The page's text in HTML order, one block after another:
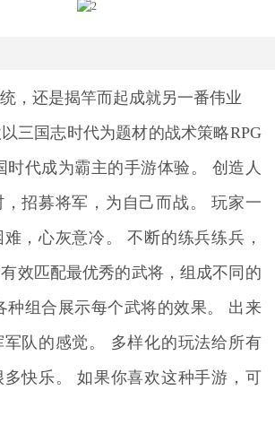
，还是揭竿而起成就另一番伟业
三国志时代为题材的战术策略RPG
时代成为霸主的手游体验。 创造人
招募将军，为自己而战。 玩家一
，心灰意冷。 不断的练兵练兵，
效匹配最优秀的武将，组成不同的
种组合展示每个武将的效果。 出来
队的感觉。 多样化的玩法给所有
快乐。 如果你喜欢这种手游，可